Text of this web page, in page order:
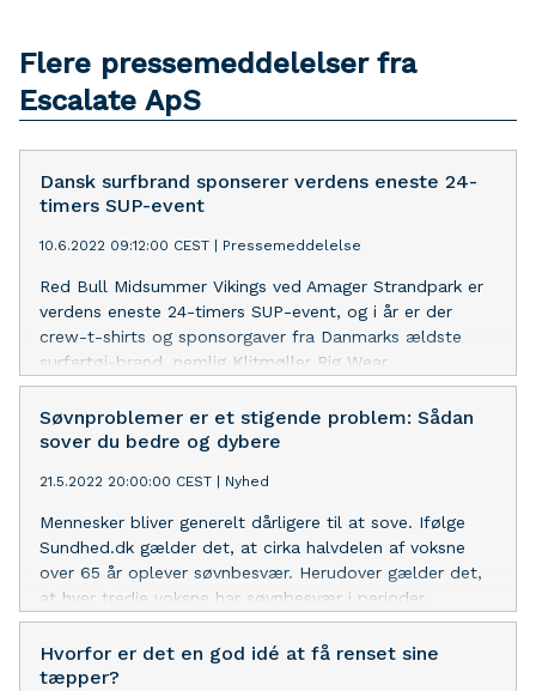
Flere pressemeddelelser fra
Escalate ApS
Dansk surfbrand sponserer verdens eneste 24-
timers SUP-event
10.6.2022 09:12:00 CEST | Pressemeddelelse
Red Bull Midsummer Vikings ved Amager Strandpark er
verdens eneste 24-timers SUP-event, og i år er der
crew-t-shirts og sponsorgaver fra Danmarks ældste
surfertøj-brand, nemlig Klitmøller Rig Wear.
Søvnproblemer er et stigende problem: Sådan
sover du bedre og dybere
21.5.2022 20:00:00 CEST | Nyhed
Mennesker bliver generelt dårligere til at sove. Ifølge
Sundhed.dk gælder det, at cirka halvdelen af voksne
over 65 år oplever søvnbesvær. Herudover gælder det,
at hver tredje voksne har søvnbesvær i perioder.
Hvorfor er det en god idé at få renset sine
tæpper?